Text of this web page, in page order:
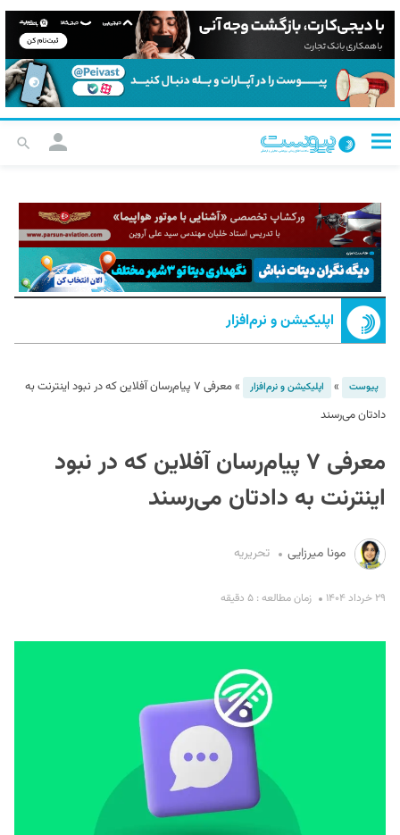
اپلیکیشن و نرم‌افزار
پیوست » اپلیکیشن و نرم‌افزار »
معرفی ۷ پیام‌رسان‌ آفلاین که در نبود اینترنت به
دادتان می‌رسند
معرفی ۷ پیام‌رسان‌ آفلاین که در نبود
اینترنت به دادتان می‌رسند
مونا میرزایی تحریریه
۲۹ خرداد ۱۴۰۴ زمان مطالعه : ۵ دقیقه